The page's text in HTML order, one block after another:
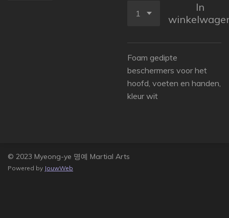
In
Foam gedipte
beschermers voor het
hoofd, voeten en handen,
kleur wit
© 2023 Myeong-ye 명예 Martial Arts
Powered by JouwWeb